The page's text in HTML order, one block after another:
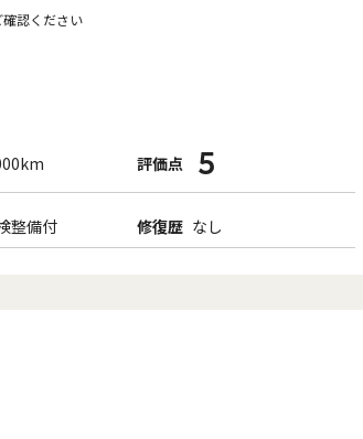
認ください
評価点 5
整備付 修復歴 なし